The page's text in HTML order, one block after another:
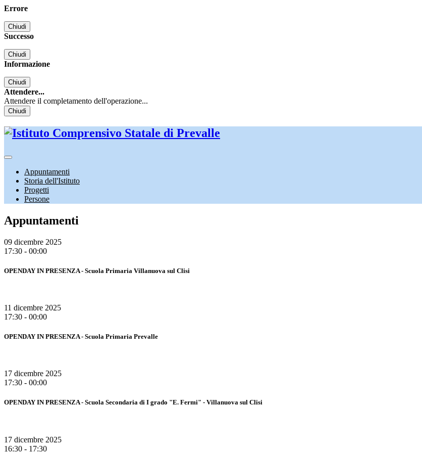
Errore
Chiudi
Successo
Chiudi
Informazione
Chiudi
Attendere...
Attendere il completamento dell'operazione...
Chiudi
Appuntamenti
Storia dell'Istituto
Progetti
Persone
Appuntamenti
09 dicembre 2025
17:30 - 00:00
OPENDAY IN PRESENZA - Scuola Primaria Villanuova sul Clisi
11 dicembre 2025
17:30 - 00:00
OPENDAY IN PRESENZA - Scuola Primaria Prevalle
17 dicembre 2025
17:30 - 00:00
OPENDAY IN PRESENZA - Scuola Secondaria di I grado "E. Fermi" - Villanuova sul Clisi
17 dicembre 2025
16:30 - 17:30